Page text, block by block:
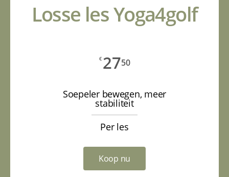
Losse les Yoga4golf
€ 2750
Soepeler bewegen, meer
stabiliteit
Per les
Koop nu